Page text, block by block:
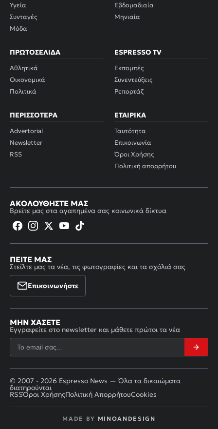
Υγεία
Συνταγές
Μόδα
Εβδομαδιαία
Μηνιαία
ΠΡΩΤΟΣΈΛΙΔΑ
Αθλητικά
Οικονομικά
Πολιτικά
ESPRESSO TV
Εκπομπές
Συνεντεύξεις
Ρεπορτάζ
ΠΕΡΙΣΣΌΤΕΡΑ
Advertorial
Newsletter
RSS
ΕΤΑΙΡΙΚΆ
Ταυτότητα
Επικοινωνία
Όροι Χρήσης
Πολιτική απορρήτου
ΑΚΟΛΟΥΘΉΣΤΕ ΜΑΣ
Βρείτε μας στα αγαπημένα σας κοινωνικά δίκτυα
ΠΕΊΤΕ ΜΑΣ
Στείλτε μας τα νέα, τις φωτογραφίες και τα σχόλιά σας
Επικοινωνήστε
ΜΗΝ ΧΆΣΕΤΕ
Εγγραφείτε στο newsletter και μάθετε πρώτοι τα νέα
© 2007 - 2026 Espresso News — Όλα τα δικαιώματα
διατηρούνται
RSSΌροι ΧρήσηςΠολιτική ΑπορρήτουCookies
MADE BY MINOANDESIGN